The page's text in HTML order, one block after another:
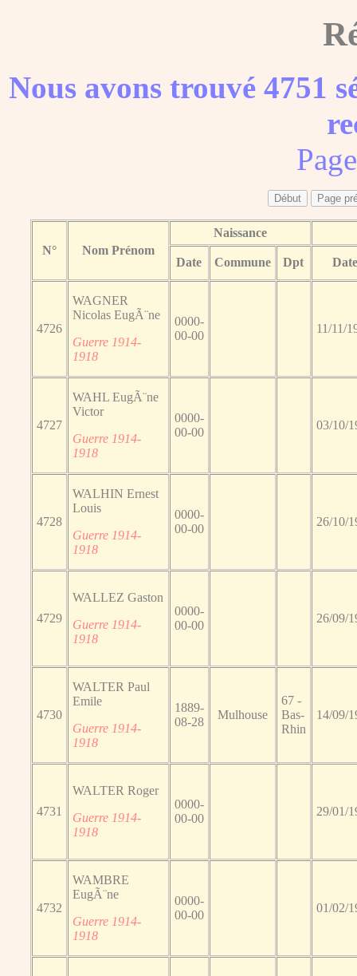
Nous avons trouvé 4751
N° Nom Prénom
Naissance
Date Commune Dpt Date
4726
WAGNER
Nicolas EugÃ¨ne
Guerre 1914-
1918
0000-
00-00
11/11/
4727
WAHL EugÃ¨ne
Victor
Guerre 1914-
1918
0000-
00-00
03/10/
4728
WALHIN Ernest
Louis
Guerre 1914-
1918
0000-
00-00
26/10/
4729
WALLEZ Gaston
Guerre 1914-
1918
0000-
00-00
26/09/
4730
WALTER Paul
Emile
Guerre 1914-
1918
1889-
08-28
Mulhouse
67 -
Bas-
Rhin
14/09/
4731
WALTER Roger
Guerre 1914-
1918
0000-
00-00
29/01/
4732
WAMBRE
EugÃ¨ne
Guerre 1914-
1918
0000-
00-00
01/02/